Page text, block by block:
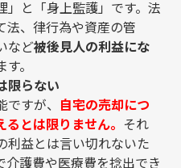
」と「身上監護」です。法
法、律行為や資産の管
など被後見人の利益にな
。
限らない
すが、 自宅の売却につ
とは限りません。 それ
利益とは言い切れないた
護費や医療費を捻出でき